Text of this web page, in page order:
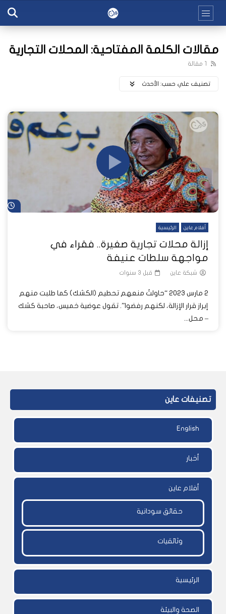
مقالات الكلمة المفتاحية: المحلات التجارية
1 مقالة
تصنيف علي حسب: اﻷحدث
أفلام عاين الرئيسية
إزالة محلات تجارية صغيرة.. فقراء في
مواجهة سلطات عنيفة
شبكة عاين قبل 3 سنوات
2 مارس 2023 “حاولتُ منعهم تحطيم (الكشك) كما طلبت منهم
إبراز قرار الإزالة، لكنهم رفضوا”. تقول عوضية خميس، صاحبة كشك
– محل...
تصنيفات عاين
English
أخبار
أفلام عاين
حقائق سودانية
وثائقيات
الرئيسية
الصحة والبيئة